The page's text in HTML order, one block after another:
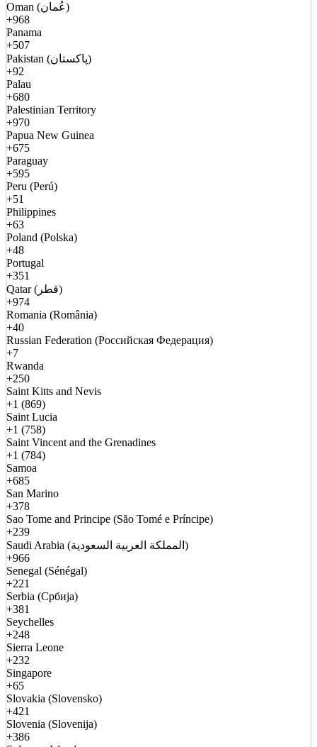
Oman (عُمان)
+968
Panama
+507
Pakistan (پاکستان)
+92
Palau
+680
Palestinian Territory
+970
Papua New Guinea
+675
Paraguay
+595
Peru (Perú)
+51
Philippines
+63
Poland (Polska)
+48
Portugal
+351
Qatar (قطر)
+974
Romania (România)
+40
Russian Federation (Российская Федерация)
+7
Rwanda
+250
Saint Kitts and Nevis
+1 (869)
Saint Lucia
+1 (758)
Saint Vincent and the Grenadines
+1 (784)
Samoa
+685
San Marino
+378
Sao Tome and Principe (São Tomé e Príncipe)
+239
Saudi Arabia (المملكة العربية السعودية)
+966
Senegal (Sénégal)
+221
Serbia (Србија)
+381
Seychelles
+248
Sierra Leone
+232
Singapore
+65
Slovakia (Slovensko)
+421
Slovenia (Slovenija)
+386